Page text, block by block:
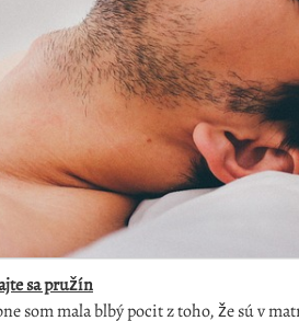
sa pružín
som mala blbý pocit z toho, že sú v